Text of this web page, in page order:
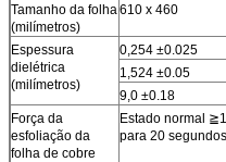
Tamanho da folha
(milímetros)
610 x 460
Espessura
dielétrica
(milímetros)
0,254 ±0.025
1,524 ±0.05
9,0 ±0.18
Força da
esfoliação da
folha de cobre
Estado normal
para 20